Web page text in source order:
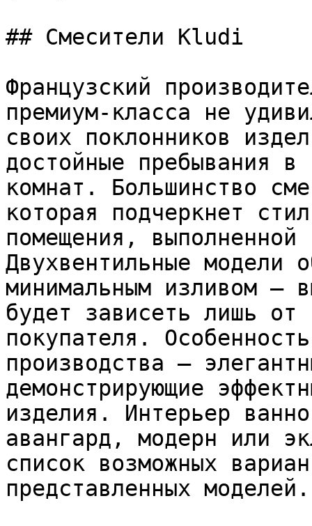
## Смесители Kludi
Французский
премиум-класса не
своих поклонников
достойные пребывания в
комнат. Большинство
которая подчеркнет
помещения,
Двухвентильные модели
минимальным изливом –
будет зависеть лишь от
покупателя.
производства –
демонстрирующие
изделия. Интерьер
авангард, модерн или
список возможных
представленных моделей.